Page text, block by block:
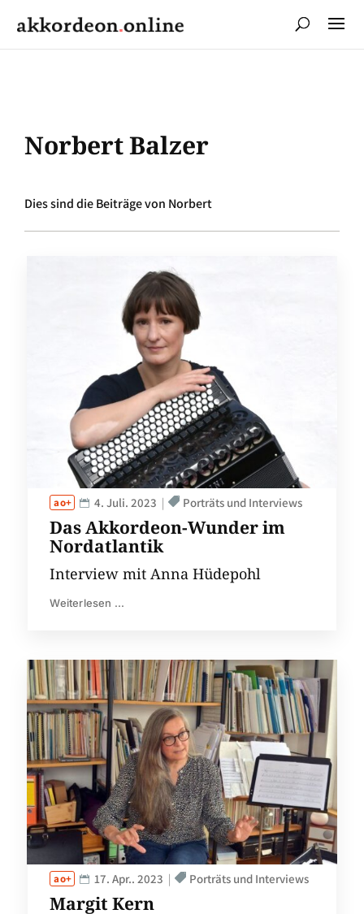
Norbert Balzer
Dies sind die Beiträge von Norbert
Das Akkordeon-Wunder im
Nordatlantik
4. Juli. 2023 Porträts und Interviews
Interview mit Anna Hüdepohl
Weiterlesen ...
Margit Kern
17. Apr.. 2023 Porträts und Interviews